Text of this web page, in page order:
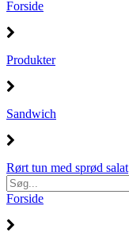
Forside
Produkter
Sandwich
Rørt tun med sprød salat
Forside